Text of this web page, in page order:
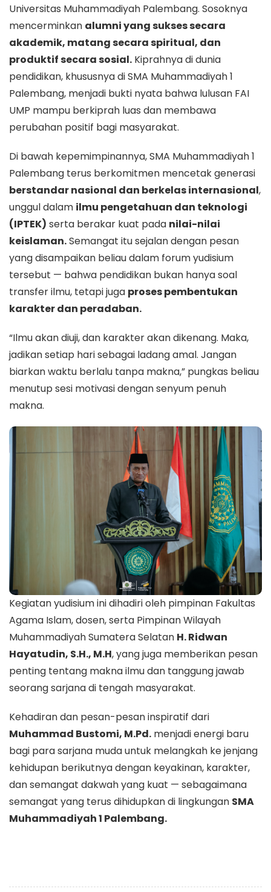
Universitas Muhammadiyah Palembang. Sosoknya
mencerminkan alumni yang sukses secara
akademik, matang secara spiritual, dan
produktif secara sosial. Kiprahnya di dunia
pendidikan, khususnya di SMA Muhammadiyah 1
Palembang, menjadi bukti nyata bahwa lulusan FAI
UMP mampu berkiprah luas dan membawa
perubahan positif bagi masyarakat.
Di bawah kepemimpinannya, SMA Muhammadiyah 1
Palembang terus berkomitmen mencetak generasi
berstandar nasional dan berkelas internasional,
unggul dalam ilmu pengetahuan dan teknologi
(IPTEK) serta berakar kuat pada nilai-nilai
keislaman.Semangat itu sejalan dengan pesan
yang disampaikan beliau dalam forum yudisium
tersebut — bahwa pendidikan bukan hanya soal
transfer ilmu, tetapi juga proses pembentukan
karakter dan peradaban.
“Ilmu akan diuji, dan karakter akan dikenang. Maka,
jadikan setiap hari sebagai ladang amal. Jangan
biarkan waktu berlalu tanpa makna,” pungkas beliau
menutup sesi motivasi dengan senyum penuh
makna.
Kegiatan yudisium ini dihadiri oleh pimpinan Fakultas
Agama Islam, dosen, serta Pimpinan Wilayah
Muhammadiyah Sumatera Selatan H. Ridwan
Hayatudin, S.H., M.H, yang juga memberikan pesan
penting tentang makna ilmu dan tanggung jawab
seorang sarjana di tengah masyarakat.
Kehadiran dan pesan-pesan inspiratif dari
Muhammad Bustomi, M.Pd. menjadi energi baru
bagi para sarjana muda untuk melangkah ke jenjang
kehidupan berikutnya dengan keyakinan, karakter,
dan semangat dakwah yang kuat — sebagaimana
semangat yang terus dihidupkan di lingkungan SMA
Muhammadiyah 1 Palembang.